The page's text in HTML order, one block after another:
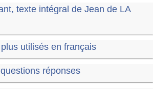
texte intégral de Jean de LA
utilisés en français
réponses